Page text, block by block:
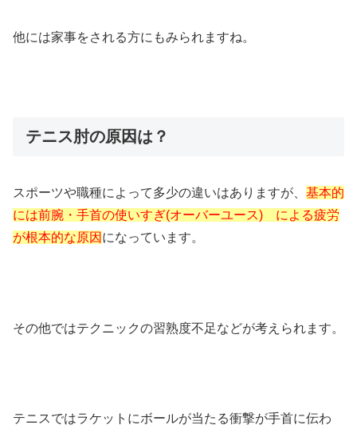
他には家事をされる方にもみられますね。
テニス肘の原因は？
スポーツや職種によって多少の違いはありますが、 基本的
には前腕・手首の使いすぎ(オーバーユース) による疲労
が根本的な原因 になっています。
その他ではテクニックの習熟度不足などが考えられます。
テニスではラケットにボールが当たる衝撃が手首に伝わ